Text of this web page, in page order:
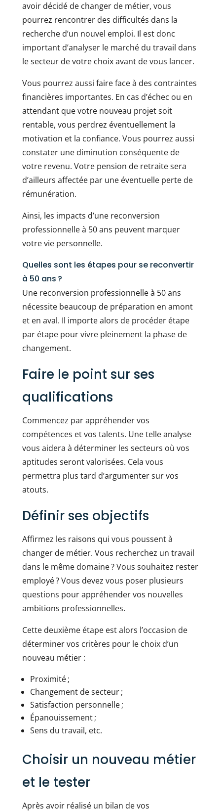
avoir décidé de changer de métier, vous
pourrez rencontrer des difficultés dans la
recherche d’un nouvel emploi. Il est donc
important d’analyser le marché du travail dans
le secteur de votre choix avant de vous lancer.
Vous pourrez aussi faire face à des contraintes
financières importantes. En cas d’échec ou en
attendant que votre nouveau projet soit
rentable, vous perdrez éventuellement la
motivation et la confiance. Vous pourrez aussi
constater une diminution conséquente de
votre revenu. Votre pension de retraite sera
d’ailleurs affectée par une éventuelle perte de
rémunération.
Ainsi, les impacts d’une reconversion
professionnelle à 50 ans peuvent marquer
votre vie personnelle.
Quelles sont les étapes pour se reconvertir
à 50 ans ?
Une reconversion professionnelle à 50 ans
nécessite beaucoup de préparation en amont
et en aval. Il importe alors de procéder étape
par étape pour vivre pleinement la phase de
changement.
Faire le point sur ses
qualifications
Commencez par appréhender vos
compétences et vos talents. Une telle analyse
vous aidera à déterminer les secteurs où vos
aptitudes seront valorisées. Cela vous
permettra plus tard d’argumenter sur vos
atouts.
Définir ses objectifs
Affirmez les raisons qui vous poussent à
changer de métier. Vous recherchez un travail
dans le même domaine ? Vous souhaitez rester
employé ? Vous devez vous poser plusieurs
questions pour appréhender vos nouvelles
ambitions professionnelles.
Cette deuxième étape est alors l’occasion de
déterminer vos critères pour le choix d’un
nouveau métier :
Proximité ;
Changement de secteur ;
Satisfaction personnelle ;
Épanouissement ;
Sens du travail, etc.
Choisir un nouveau métier
et le tester
Après avoir réalisé un bilan de vos